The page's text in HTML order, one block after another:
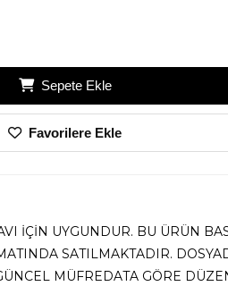
Sepete Ekle
Favorilere Ekle
İÇİN UYGUNDUR. BU ÜRÜN
SATILMAKTADIR.
MÜFREDATA GÖRE